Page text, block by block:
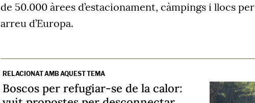
de 50.000 àrees d’estacionament, càmpings i llocs
arreu d’Europa.
RELACIONAT AMB AQUEST TEMA
Boscos per refugiar-se de la calor: